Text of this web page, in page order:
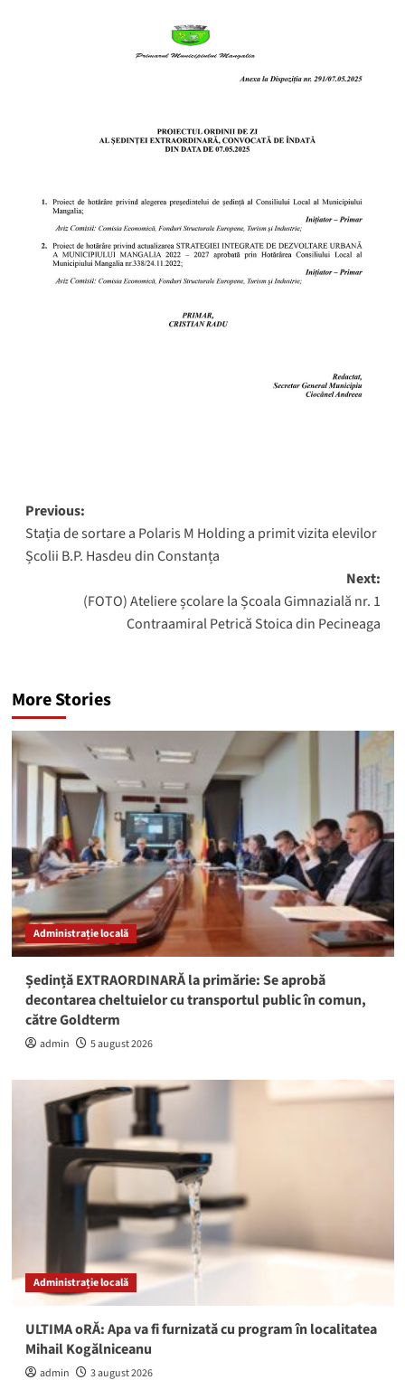
Post
navigation
Previous:
Stația de sortare a Polaris M Holding a primit vizita elevilor
Școlii B.P. Hasdeu din Constanța
Next:
(FOTO) Ateliere școlare la Școala Gimnazială nr. 1
Contraamiral Petrică Stoica din Pecineaga
More Stories
Administrație locală
Ședință EXTRAORDINARĂ la primărie: Se aprobă
decontarea cheltuielor cu transportul public în comun,
către Goldterm
admin 5 august 2026
Administrație locală
ULTIMA oRĂ: Apa va fi furnizată cu program în localitatea
Mihail Kogălniceanu
admin 3 august 2026